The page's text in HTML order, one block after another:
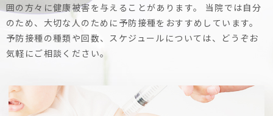
囲の方々に健康被害を与えることがあります。
当院では自分
のため、大切な人のために予防接種をおすすめしています。
予防接種の種類や回数、スケジュールについては、どうぞお
気軽にご相談ください。